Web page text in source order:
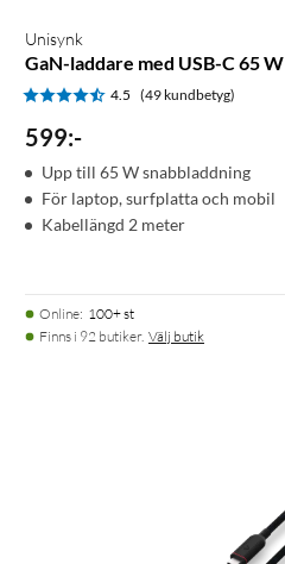
Unisynk
GaN-laddare med USB-C 65 W
4.5 (49 kundbetyg)
599:-
Upp till 65 W snabbladdning
För laptop, surfplatta och mobil
Kabellängd 2 meter
Online: 100+ st
Finns i 92 butiker. Välj butik